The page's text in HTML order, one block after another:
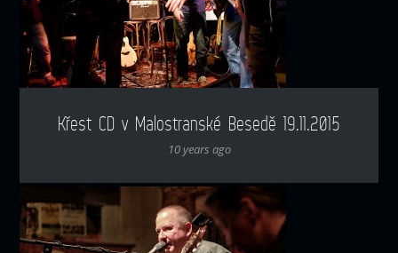
Křest CD v Malostranské Besedě 19.11.2015
10 years ago